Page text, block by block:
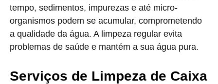
tempo, sedimentos, impurezas e até micro-
organismos podem se acumular, comprometendo
a qualidade da água. A limpeza regular evita
problemas de saúde e mantém a sua água pura.
Serviços de Limpeza de Caixa